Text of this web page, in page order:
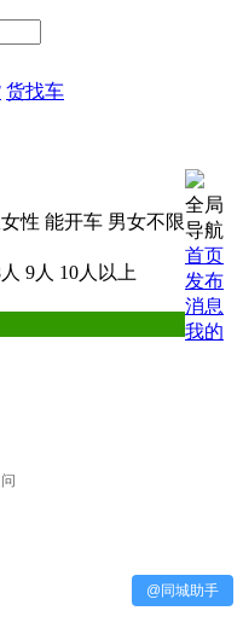
性 能开车 男女不限
9人 10人以上
货找车
全局
导航
首页
发布
消息
我的
@同城助手